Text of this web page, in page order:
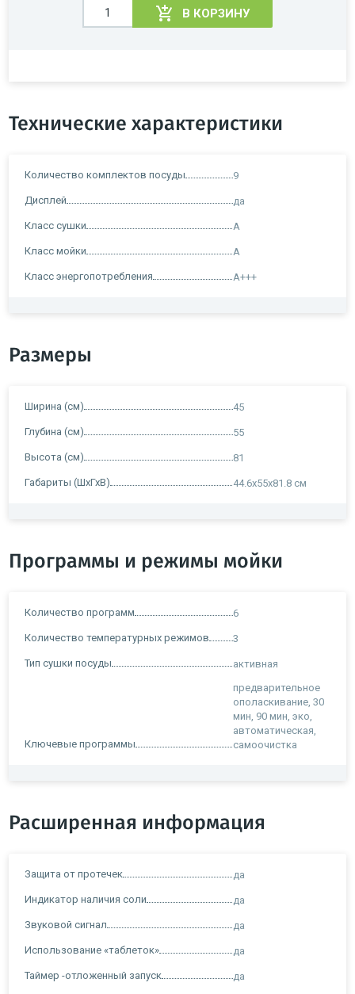
В КОРЗИНУ
Технические характеристики
Количество комплектов посуды 9
Дисплей да
Класс сушки A
Класс мойки A
Класс энергопотребления A+++
Размеры
Ширина (см) 45
Глубина (см) 55
Высота (см) 81
Габариты (ШхГхВ) 44.6х55х81.8 см
Программы и режимы мойки
Количество программ 6
Количество температурных режимов 3
Тип сушки посуды активная
Ключевые программы
предварительное
ополаскивание, 30
мин, 90 мин, эко,
автоматическая,
самоочистка
Расширенная информация
Защита от протечек да
Индикатор наличия соли да
Звуковой сигнал да
Использование «таблеток» да
Таймер -отложенный запуск да